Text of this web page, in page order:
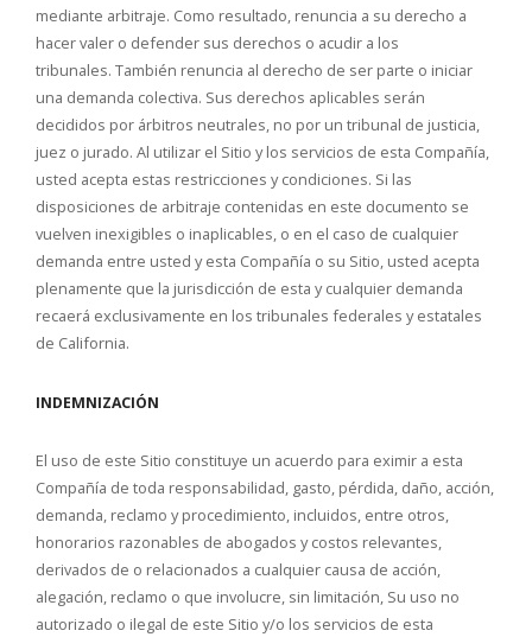
mediante arbitraje. Como resultado, renuncia a su derecho a
hacer valer o defender sus derechos o acudir a los
tribunales. También renuncia al derecho de ser parte o iniciar
una demanda colectiva. Sus derechos aplicables serán
decididos por árbitros neutrales, no por un tribunal de justicia,
juez o jurado. Al utilizar el Sitio y los servicios de esta Compañía,
usted acepta estas restricciones y condiciones. Si las
disposiciones de arbitraje contenidas en este documento se
vuelven inexigibles o inaplicables, o en el caso de cualquier
demanda entre usted y esta Compañía o su Sitio, usted acepta
plenamente que la jurisdicción de esta y cualquier demanda
recaerá exclusivamente en los tribunales federales y estatales
de California.
INDEMNIZACIÓN
El uso de este Sitio constituye un acuerdo para eximir a esta
Compañía de toda responsabilidad, gasto, pérdida, daño, acción,
demanda, reclamo y procedimiento, incluidos, entre otros,
honorarios razonables de abogados y costos relevantes,
derivados de o relacionados a cualquier causa de acción,
alegación, reclamo o que involucre, sin limitación, Su uso no
autorizado o ilegal de este Sitio y/o los servicios de esta